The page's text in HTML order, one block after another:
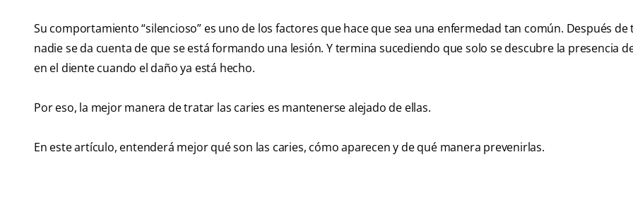
Su comportamiento “silencioso” es uno de los factores que hace que sea una enfermedad tan común. Después de
nadie se da cuenta de que se está formando una lesión. Y termina sucediendo que solo se descubre la presencia
en el diente cuando el daño ya está hecho.
Por eso, la mejor manera de tratar las caries es mantenerse alejado de ellas.
En este artículo, entenderá mejor qué son las caries, cómo aparecen y de qué manera prevenirlas.